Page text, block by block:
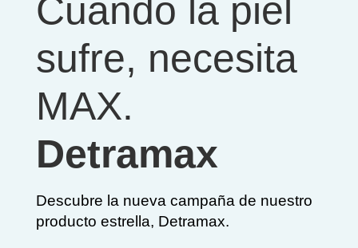
Cuando la piel
sufre, necesita
MAX.
Detramax
Descubre la nueva campaña de nuestro
producto estrella, Detramax.